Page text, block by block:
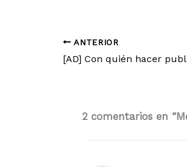
ANTERIOR
[AD] Con quién hacer
2 comentarios en